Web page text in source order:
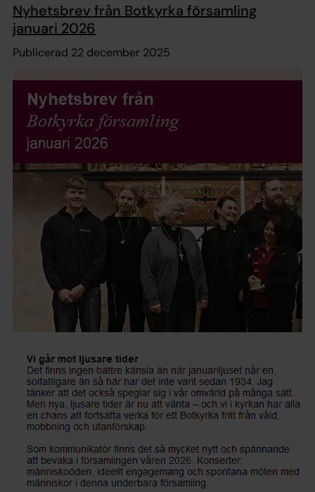
Nyhetsbrev från Botkyrka församling
januari 2026
Publicerad 22 december 2025